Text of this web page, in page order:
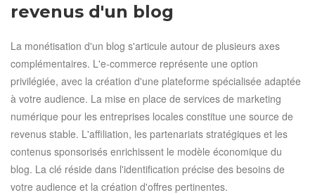
revenus d'un blog
La monétisation d'un blog s'articule autour de plusieurs axes
complémentaires. L'e-commerce représente une option
privilégiée, avec la création d'une plateforme spécialisée adaptée
à votre audience. La mise en place de services de marketing
numérique pour les entreprises locales constitue une source de
revenus stable. L'affiliation, les partenariats stratégiques et les
contenus sponsorisés enrichissent le modèle économique du
blog. La clé réside dans l'identification précise des besoins de
votre audience et la création d'offres pertinentes.